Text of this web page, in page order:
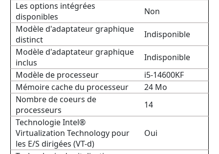
Les options intégrées
disponibles
Non
Modèle d'adaptateur graphique
distinct
Indisponible
Modèle d'adaptateur graphique
inclus
Indisponible
Modèle de processeur
i5-14600KF
Mémoire cache du processeur
24 Mo
Nombre de coeurs de
processeurs
14
Technologie Intel®
Virtualization Technology pour
les E/S dirigées (VT-d)
Oui